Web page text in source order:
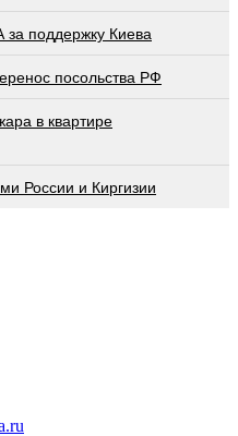
поддержку Киева
посольства РФ
в квартире
России и Киргизии